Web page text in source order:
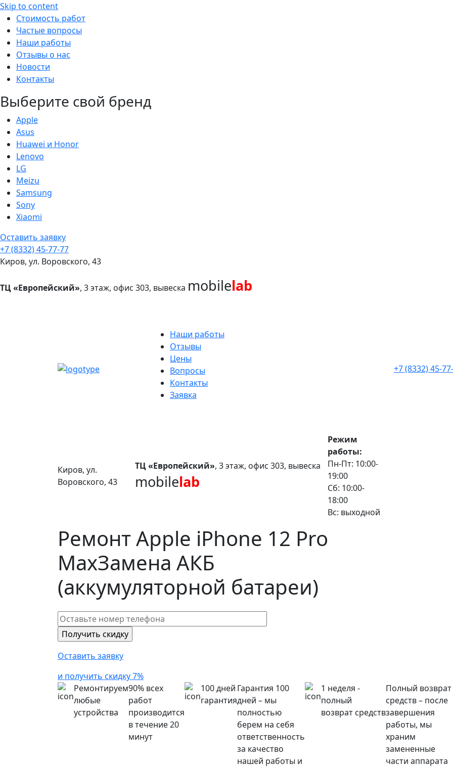
Skip to content
Стоимость работ
Частые вопросы
Наши работы
Отзывы о нас
Новости
Контакты
Выберите свой бренд
Apple
Asus
Huawei и Honor
Lenovo
LG
Meizu
Samsung
Sony
Xiaomi
Оставить заявку
+7 (8332) 45-77-77
Киров, ул. Воровского, 43
ТЦ «Европейский», 3 этаж, офис 303, вывеска mobilelab
Наши работы
Отзывы
Цены
Вопросы
Контакты
Заявка
+7 (8332) 45-
Киров, ул.
Воровского, 43
ТЦ «Европейский», 3 этаж, офис 303, вывеска
mobilelab
Режим
работы:
Пн-Пт: 10:00-
19:00
Сб: 10:00-
18:00
Вс: выходной
Ремонт Apple iPhone 12 Pro
MaxЗамена АКБ
(аккумуляторной батареи)
Оставить заявку
и получить скидку 7%
Ремонтируем
любые
устройства
90% всех
работ
производится
в течение 20
минут
100 дней
гарантия
Гарантия 100
дней – мы
полностью
берем на себя
ответственность
за качество
нашей работы и
1 неделя -
полный
возврат средств
Полный возврат
средств – после
завершения
работы, мы
храним
замененные
части аппарата